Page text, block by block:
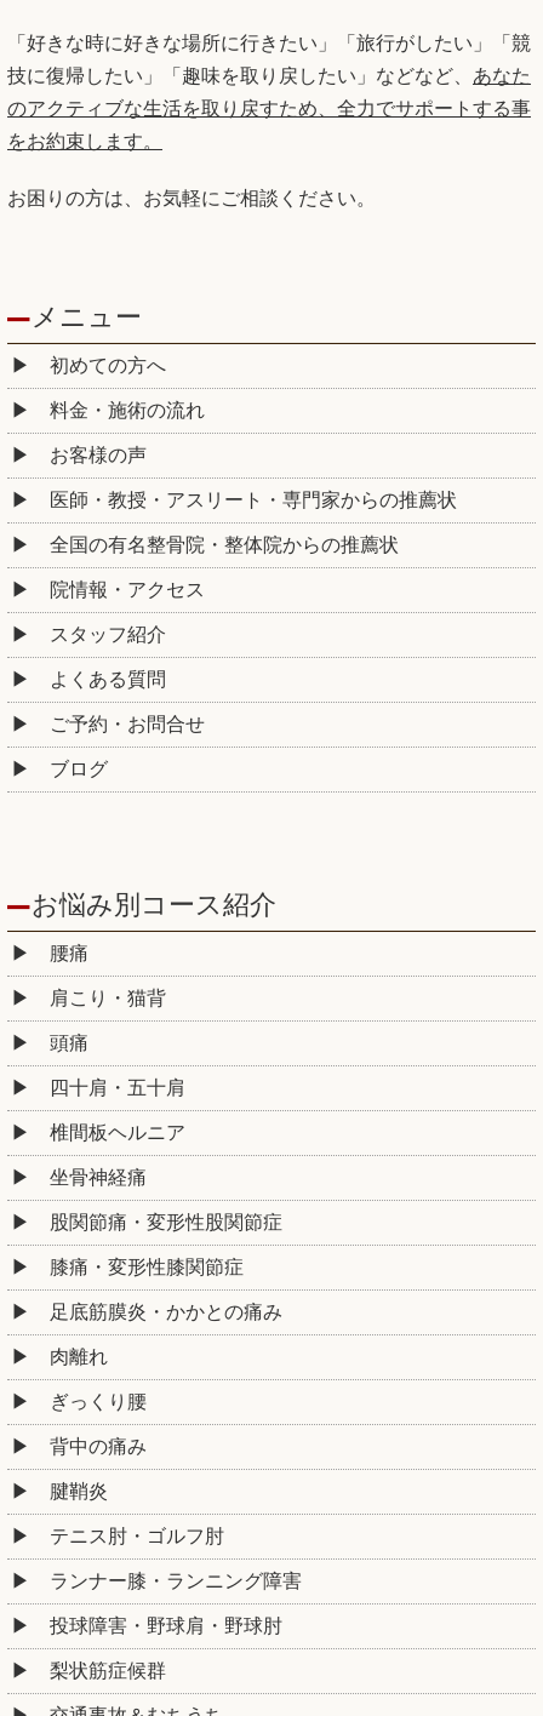
のアクティブな生活を取り戻すため、全力でサポートする事
をお約束します。
お困りの方は、お気軽にご相談ください。
料金・施術の流れ
お客様の声
医師・教授・アスリート・専門家からの推薦状
全国の有名整骨院・整体院からの推薦状
院情報・アクセス
スタッフ紹介
よくある質問
ご予約・お問合せ
ブログ
肩こり・猫背
頭痛
四十肩・五十肩
椎間板ヘルニア
坐骨神経痛
股関節痛・変形性股関節症
膝痛・変形性膝関節症
足底筋膜炎・かかとの痛み
肉離れ
ぎっくり腰
背中の痛み
腱鞘炎
テニス肘・ゴルフ肘
ランナー膝・ランニング障害
投球障害・野球肩・野球肘
梨状筋症候群
交通事故＆むちうち
ピラティス